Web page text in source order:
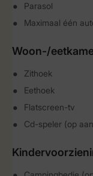
Parasol
Maximaal één
Woon-/
Zithoek
Eethoek
Flatscreen-tv
Cd-speler (op